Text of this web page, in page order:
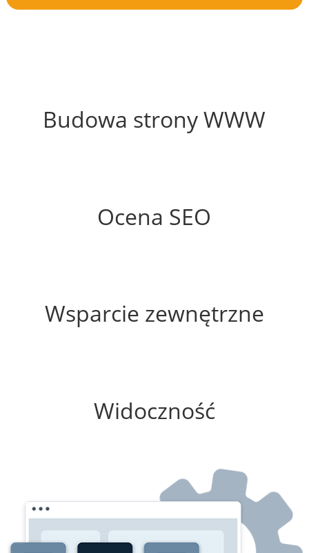
Budowa strony WWW
Ocena SEO
Wsparcie zewnętrzne
Widoczność